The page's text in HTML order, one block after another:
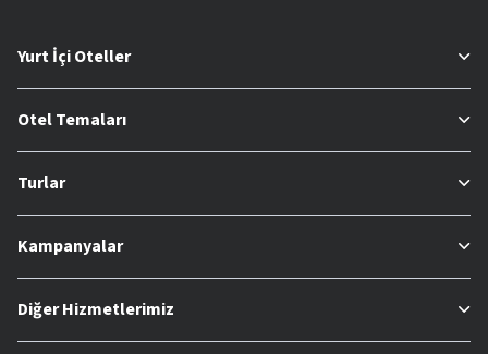
Yurt İçi Oteller
Otel Temaları
Turlar
Kampanyalar
Diğer Hizmetlerimiz